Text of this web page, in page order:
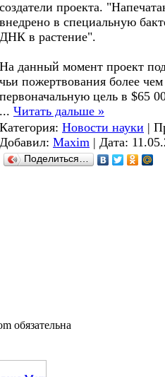
создатели проекта.
внедрено в специальную
ДНК в растение".
На данный момент проект
чьи пожертвования более
первоначальную цель в $65
... Читать дальше »
Категория: Новости науки |
Добавил: Maxim | Дата:
Поделиться…
обязательна